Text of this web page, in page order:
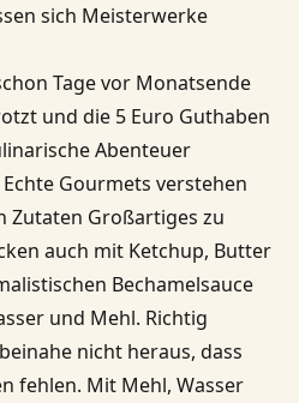
sich Meisterwerke
Tage vor Monatsende
und die 5 Euro Guthaben
Abenteuer
Gourmets verstehen
Zutaten Großartiges zu
auch mit Ketchup, Butter
Bechamelsauce
und Mehl. Richtig
nicht heraus, dass
fehlen. Mit Mehl, Wasser